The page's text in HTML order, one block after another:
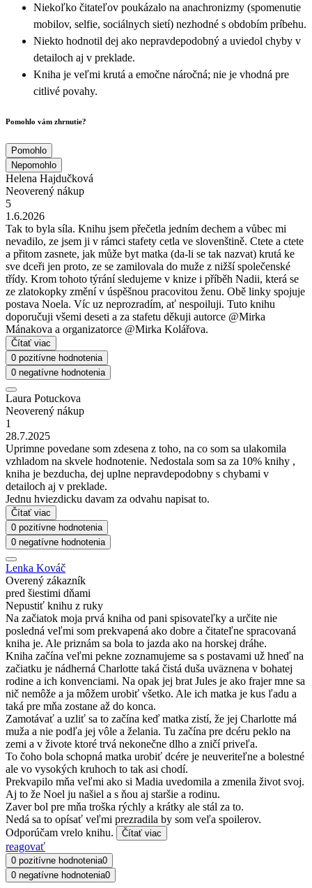
Niekoľko čitateľov poukázalo na anachronizmy (spomenutie
mobilov, selfie, sociálnych sietí) nezhodné s obdobím príbehu.
Niekto hodnotil dej ako nepravdepodobný a uviedol chyby v
detailoch aj v preklade.
Kniha je veľmi krutá a emočne náročná; nie je vhodná pre
citlivé povahy.
Pomohlo vám zhrnutie?
Pomohlo
Nepomohlo
Helena Hajdučková
Neoverený nákup
5
1.6.2026
Tak to byla síla. Knihu jsem přečetla jedním dechem a vůbec mi
nevadilo, ze jsem ji v rámci stafety cetla ve slovenštině. Ctete a ctete
a přitom zasnete, jak může byt matka (da-li se tak nazvat) krutá ke
sve dceři jen proto, ze se zamilovala do muže z nižší společenské
třídy. Krom tohoto týrání sledujeme v knize i příběh Nadii, která se
ze zlatokopky změní v úspěšnou pracovitou ženu. Obě linky spojuje
postava Noela. Víc uz neprozradím, ať nespoiluji. Tuto knihu
doporučuji všemi deseti a za stafetu děkuji autorce @Mirka
Mánakova a organizatorce @Mirka Kolářova.
Čítať viac
0 pozitívne hodnotenia
0 negatívne hodnotenia
Laura Potuckova
Neoverený nákup
1
28.7.2025
Uprimne povedane som zdesena z toho, na co som sa ulakomila
vzhladom na skvele hodnotenie. Nedostala som sa za 10% knihy ,
kniha je bezducha, dej uplne nepravdepodobny s chybami v
detailoch aj v preklade.
Jednu hviezdicku davam za odvahu napisat to.
Čítať viac
0 pozitívne hodnotenia
0 negatívne hodnotenia
Lenka Kováč
Overený zákazník
pred šiestimi dňami
Nepustiť knihu z ruky
Na začiatok moja prvá kniha od pani spisovateľky a určite nie
posledná veľmi som prekvapená ako dobre a čitateľne spracovaná
kniha je. Ale priznám sa bola to jazda ako na horskej dráhe.
Kniha začína veľmi pekne zoznamujeme sa s postavami už hneď na
začiatku je nádherná Charlotte taká čistá duša uväznena v bohatej
rodine a ich konvenciami. Na opak jej brat Jules je ako frajer mne sa
nič nemôže a ja môžem urobiť všetko. Ale ich matka je kus ľadu a
taká pre mňa zostane až do konca.
Zamotávať a uzliť sa to začína keď matka zistí, že jej Charlotte má
muža a nie podľa jej vôle a želania. Tu začína pre dcéru peklo na
zemi a v živote ktoré trvá nekonečne dlho a zničí priveľa.
To čoho bola schopná matka urobiť dcére je neuveriteľne a bolestné
ale vo vysokých kruhoch to tak asi chodí.
Prekvapilo mňa veľmi ako si Madia uvedomila a zmenila život svoj.
Aj to že Noel ju našiel a s ňou aj staršie a rodinu.
Zaver bol pre mňa troška rýchly a krátky ale stál za to.
Nedá sa to opísať veľmi prezradila by som veľa spoilerov.
Odporúčam vrelo knihu.
Čítať viac
reagovať
0 pozitívne hodnotenia0
0 negatívne hodnotenia0